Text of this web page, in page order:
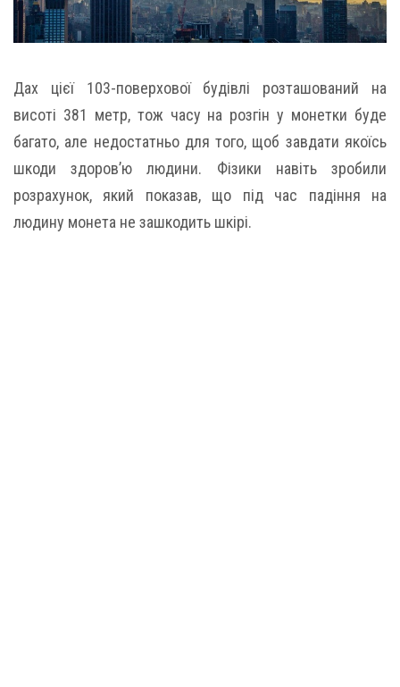
Дах цієї 103-поверхової будівлі розташований на
висоті 381 метр, тож часу на розгін у монетки буде
багато, але недостатньо для того, щоб завдати якоїсь
шкоди здоров’ю людини. Фізики навіть зробили
розрахунок, який показав, що під час падіння на
людину монета не зашкодить шкірі.